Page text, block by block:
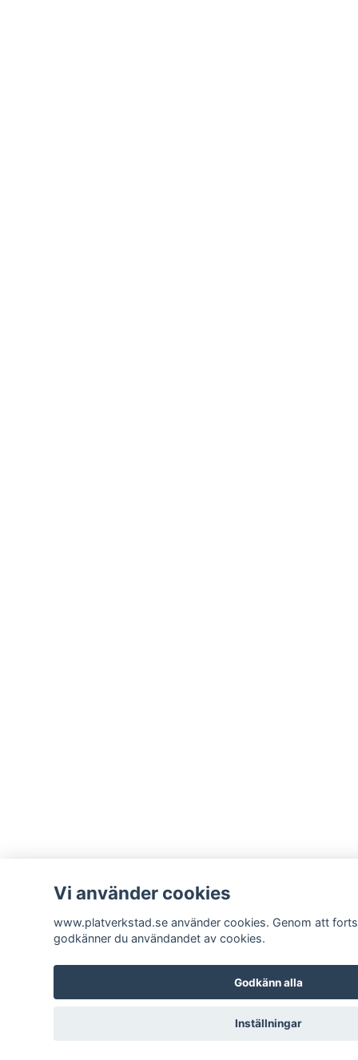
Vi använder cookies
www.platverkstad.se använder cookies. Genom att
godkänner du användandet av cookies.
Godkänn alla
Inställningar